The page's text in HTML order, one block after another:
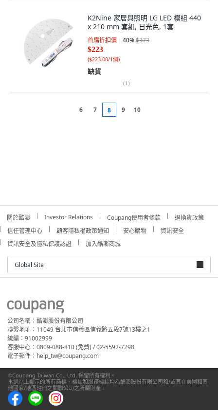
K2Nine 家居與照明 LG LED 模組 440
x 210 mm 套組, 日光色, 1套
首購折扣價 40%$373
$223
($223.00/1個)
缺貨
(1)
6 7 8 9 10
關於酷澎 Investor Relations Coupang使用者條款
退換貨政策
信任管理中心
顧客隱私權政策通知 安心購物
資訊安全
資訊安全及隱私保護認證
加入酷澎商城
Global Site
公司名稱：酷澎股份有限公司
聯繫地址：11049 台北市信義區信義路五段7號13樓之1
統編：91002999
客服中心：0809-088-810 (免費) / 02-5592-7298
電子郵件：help_tw@coupang.com
©Coupang Taiwan Co., Ltd. 保留所有權利。
本網站上顯示的所有商標、標誌和服務標誌均為酷澎股份有限公司和/或其在美國和其
他國家/地區註冊之關聯公司之所屬財產。